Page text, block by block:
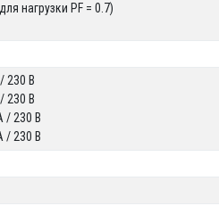
нагрузки PF = 0.7)
230 В
230 В
/ 230 В
/ 230 В